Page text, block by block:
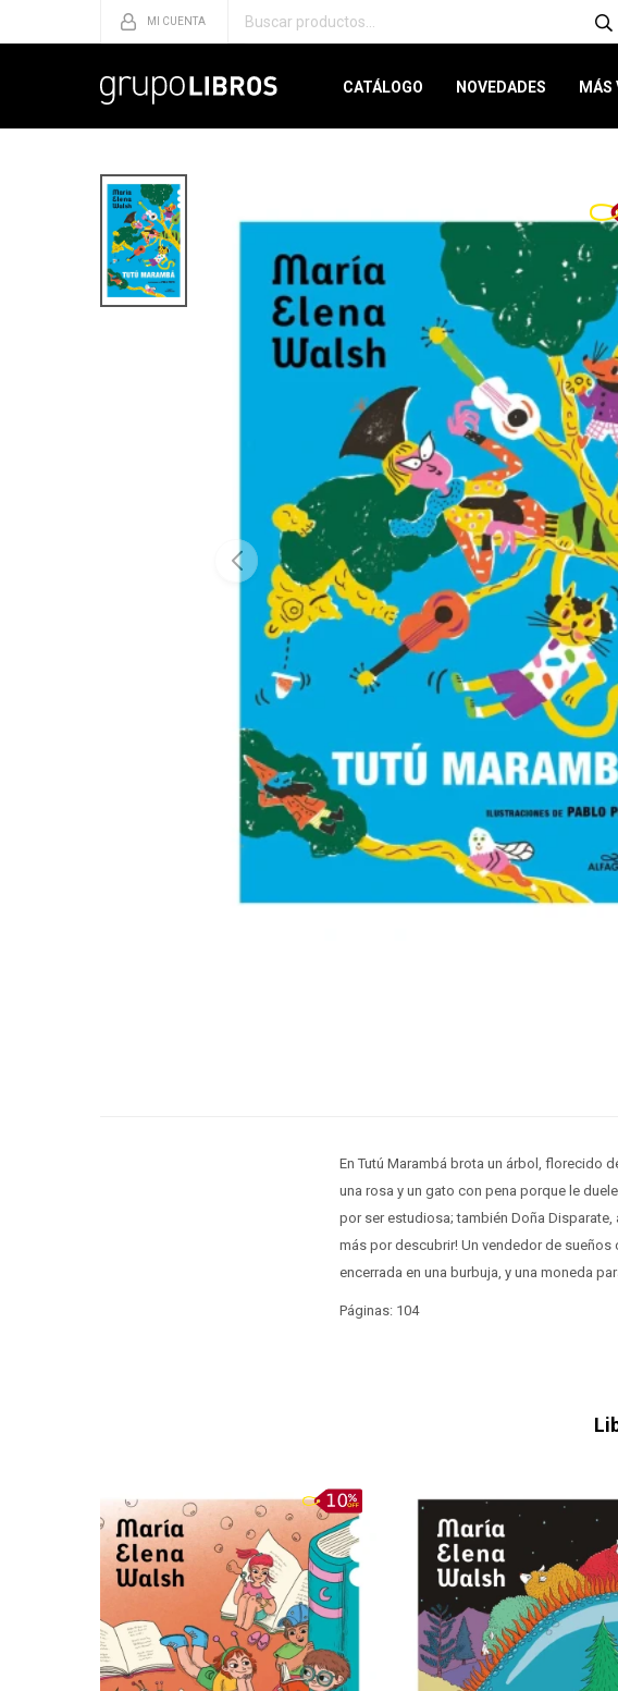
CATÁLOGO NOVEDADES MÁS
En Tutú Marambá brota un árbol, florecido
una rosa y un gato con pena porque le
por ser estudiosa; también Doña Disparate,
más por descubrir! Un vendedor de
encerrada en una burbuja, y una moneda
Páginas: 104